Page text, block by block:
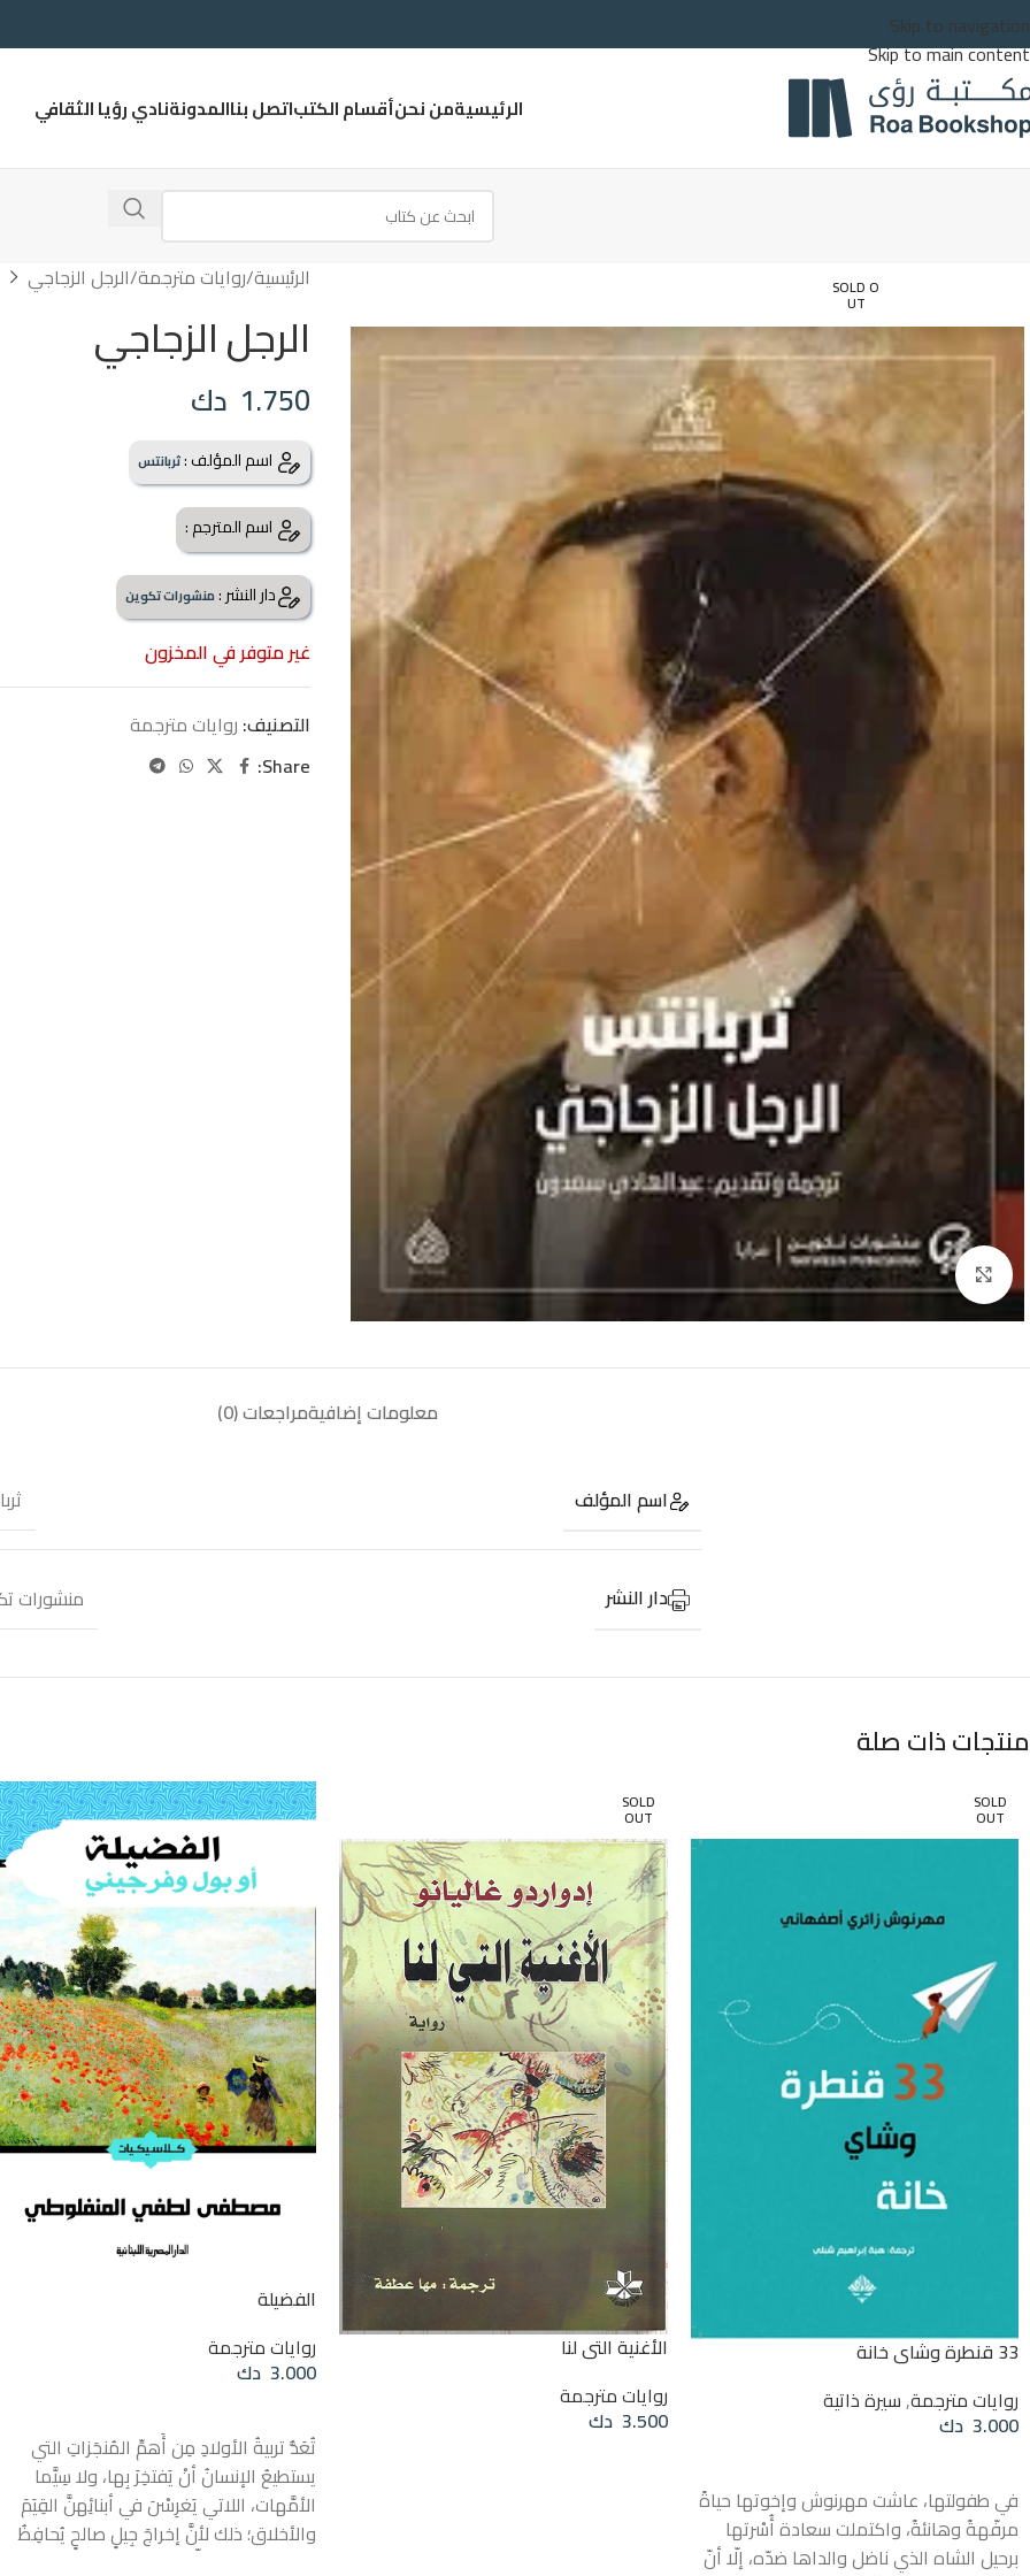
Skip to navigation
Skip to main content
الرئيسيةمن نحنأقسام الكتباتصل بناالمدونةنادي رؤيا الثقافي
SOLD O
UT
Click to enlarge
الرئيسية روايات مترجمة الرجل الزجاجي
الرجل الزجاجي
1.750 دك
اسم المؤلف :ثربانتس
اسم المترجم :
دار النشر :منشورات تكوين
غير متوفر في المخزون
التصنيف: روايات مترجمة
Share:
معلومات إضافيةمراجعات (0)
اسم المؤلف
دار النشر منشورات
منتجات ذات صلة
SOLD
OUT
33 قنطرة وشاي خانة
روايات مترجمة,سيرة ذاتية
3.000 دك
في طفولتها، عاشت مهرنوش وإخوتها حياةً
مرفّهةً وهانئةً، واكتملت سعادة أُسْرتها
برحيل الشاه الذي ناضل والداها ضدّه، إلّا أنّ
SOLD
OUT
الأغنية التي لنا
روايات مترجمة
3.500 دك
الفضيلة
روايات مترجمة
3.000 دك
تُعَدُّ تربيةُ الأولادِ مِن أَهمِّ المُنجَزاتِ التي
يستطيعُ الإنسانُ أنْ يَفتخِرَ بِها، ولا سِيَّما
الأمَّهات، اللاتي يَغرِسْنَ في أبنائِهنَّ القِيَمَ
والأخلاق؛ ذلك لأنَّ إخراجَ جِيلٍ صالحٍ يُحافِظُ
على الفضيلةِ يُمثِّلُ هَدفًا عظيمًا. وهذا هو